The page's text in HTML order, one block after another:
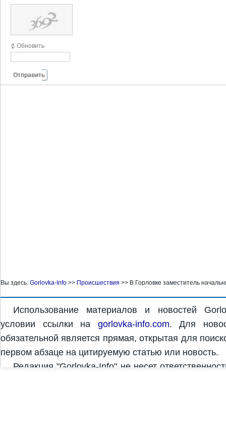
Обновить
Отправить
Вы здесь: Gorlovka-Info >> Проиcшествия >> В Горловке заместитель
Использование материалов и новостей
условии ссылки на gorlovka-info.com. Для
обязательной является прямая, открытая для
первом абзаце на цитируемую статью или новость.
Редакция "Gorlovka-Info" не несет